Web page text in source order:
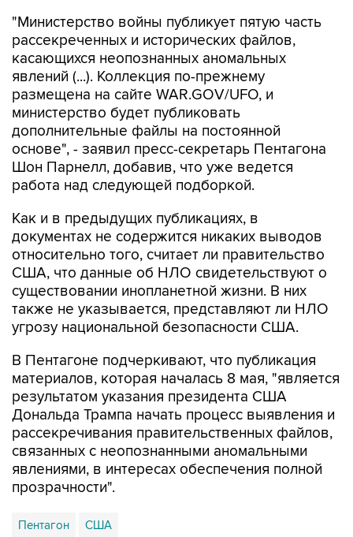
"Министерство войны публикует пятую часть
рассекреченных и исторических файлов,
касающихся неопознанных аномальных
явлений (...). Коллекция по-прежнему
размещена на сайте WAR.GOV/UFO, и
министерство будет публиковать
дополнительные файлы на постоянной
основе", - заявил пресс-секретарь Пентагона
Шон Парнелл, добавив, что уже ведется
работа над следующей подборкой.
Как и в предыдущих публикациях, в
документах не содержится никаких выводов
относительно того, считает ли правительство
США, что данные об НЛО свидетельствуют о
существовании инопланетной жизни. В них
также не указывается, представляют ли НЛО
угрозу национальной безопасности США.
В Пентагоне подчеркивают, что публикация
материалов, которая началась 8 мая, "является
результатом указания президента США
Дональда Трампа начать процесс выявления и
рассекречивания правительственных файлов,
связанных с неопознанными аномальными
явлениями, в интересах обеспечения полной
прозрачности".
Пентагон США